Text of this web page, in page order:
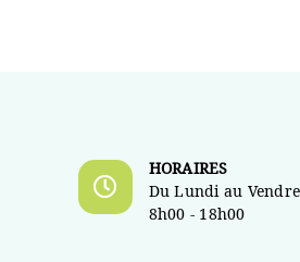
HORAIRES
Du Lundi au
8h00 - 18h00